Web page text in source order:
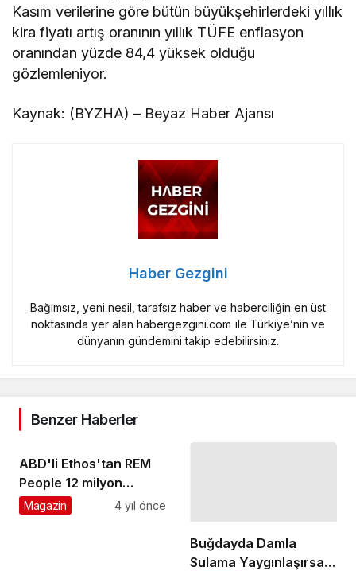
Kasım verilerine göre bütün büyükşehirlerdeki yıllık
kira fiyatı artış oranının yıllık TÜFE enflasyon
oranından yüzde 84,4 yüksek olduğu
gözlemleniyor.
Kaynak: (BYZHA) – Beyaz Haber Ajansı
Haber Gezgini
Bağımsız, yeni nesil, tarafsız haber ve haberciliğin en üst
noktasında yer alan habergezgini.com ile Türkiye’nin ve
dünyanın gündemini takip edebilirsiniz.
Benzer Haberler
ABD'li Ethos'tan REM
People 12 milyon
dolarlık yatırım
Magazin 4 yıl önce
Buğdayda Damla
Sulama Yaygınlaşırsa